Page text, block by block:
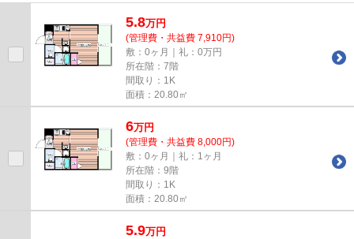
5.8万円
(管理費・共益費 7,910円)
敷：0ヶ月｜礼：0万円
所在階：7階
間取り：1K
面積：20.80㎡
6万円
(管理費・共益費 8,000円)
敷：0ヶ月｜礼：1ヶ月
所在階：9階
間取り：1K
面積：20.80㎡
5.9万円